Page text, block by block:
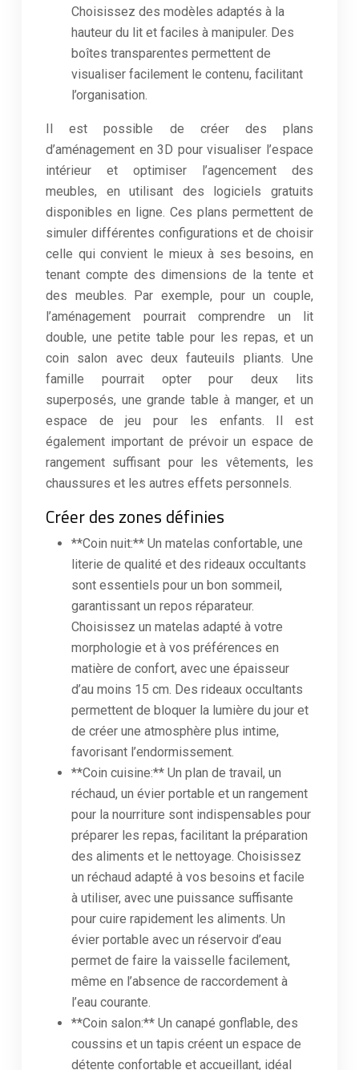
Choisissez des modèles adaptés à la
hauteur du lit et faciles à manipuler. Des
boîtes transparentes permettent de
visualiser facilement le contenu, facilitant
l’organisation.
Il est possible de créer des plans
d’aménagement en 3D pour visualiser l’espace
intérieur et optimiser l’agencement des
meubles, en utilisant des logiciels gratuits
disponibles en ligne. Ces plans permettent de
simuler différentes configurations et de choisir
celle qui convient le mieux à ses besoins, en
tenant compte des dimensions de la tente et
des meubles. Par exemple, pour un couple,
l’aménagement pourrait comprendre un lit
double, une petite table pour les repas, et un
coin salon avec deux fauteuils pliants. Une
famille pourrait opter pour deux lits
superposés, une grande table à manger, et un
espace de jeu pour les enfants. Il est
également important de prévoir un espace de
rangement suffisant pour les vêtements, les
chaussures et les autres effets personnels.
Créer des zones définies
**Coin nuit:** Un matelas confortable, une
literie de qualité et des rideaux occultants
sont essentiels pour un bon sommeil,
garantissant un repos réparateur.
Choisissez un matelas adapté à votre
morphologie et à vos préférences en
matière de confort, avec une épaisseur
d’au moins 15 cm. Des rideaux occultants
permettent de bloquer la lumière du jour et
de créer une atmosphère plus intime,
favorisant l’endormissement.
**Coin cuisine:** Un plan de travail, un
réchaud, un évier portable et un rangement
pour la nourriture sont indispensables pour
préparer les repas, facilitant la préparation
des aliments et le nettoyage. Choisissez
un réchaud adapté à vos besoins et facile
à utiliser, avec une puissance suffisante
pour cuire rapidement les aliments. Un
évier portable avec un réservoir d’eau
permet de faire la vaisselle facilement,
même en l’absence de raccordement à
l’eau courante.
**Coin salon:** Un canapé gonflable, des
coussins et un tapis créent un espace de
détente confortable et accueillant, idéal